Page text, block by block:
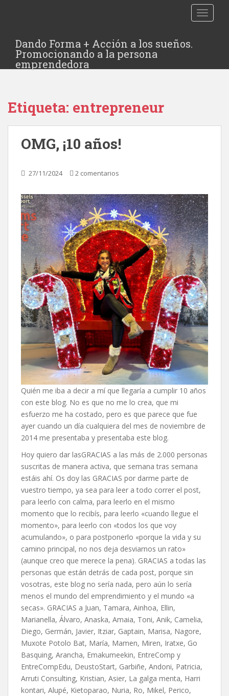
Dando Forma + Acción a los sueños.
Promocionando a la persona
emprendedora
Etiqueta: entrepreneur
OMG, ¡10 años!
27/11/2024 2 comentarios
Quién me iba a decir a mí que llegaría a cumplir 10 años
con este blog. No es que no me lo crea, que mi
esfuerzo me ha costado, pero es que parece que fue
ayer cuando un día cualquiera del mes de noviembre de
2014 me presentaba y presentaba este blog.
Hoy quiero dar lasGRACIAS a las más de 2.000 personas
suscritas de manera activa, que semana tras semana
estáis ahí. Os doy las GRACIAS por darme parte de
vuestro tiempo, ya sea para leer a todo correr el post,
para leerlo con calma, para leerlo en el mismo
momento que lo recibís, para leerlo «cuando llegue el
momento», para leerlo con «todos los que voy
acumulando», o para postponerlo «porque la vida y su
camino principal, no nos deja desviarnos un rato»
(aunque creo que merece la pena). GRACIAS a todas las
personas que están detrás de cada post, porque sin
vosotras, este blog no sería nada, pero aún lo sería
menos el mundo del emprendimiento y el mundo «a
secas». GRACIAS a Juan, Tamara, Ainhoa, Ellin,
Marianella, Álvaro, Anaska, Amaia, Toni, Anik, Camelia,
Diego, Germán, Javier, Itziar, Gaptain, Marisa, Nagore,
Muxote Potolo Bat, María, Mamen, Miren, Iratxe, Go
Basquing, Arancha, Emakumeekin, EntreComp y
EntreCompEdu, DeustoStart, Garbiñe, Andoni, Patricia,
Arruti Consulting, Kristian, Asier, La galga menta, Harri
kontari, Alupé, Kietoparao, Nuria, Ro, Mikel, Perico,